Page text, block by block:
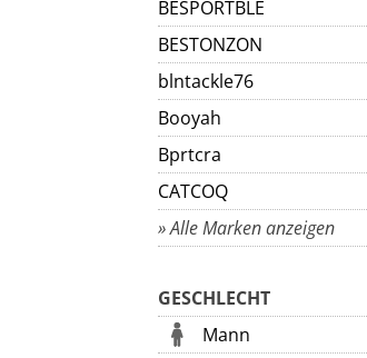
BESPORTBLE
BESTONZON
blntackle76
Booyah
Bprtcra
CATCOQ
» Alle Marken anzeigen
GESCHLECHT
Mann